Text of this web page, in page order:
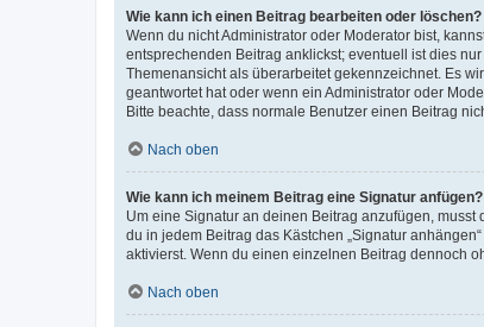
Wie kann ich einen Beitrag bearbeiten oder löschen?
Wenn du nicht Administrator oder Moderator bist,
entsprechenden Beitrag anklickst; eventuell ist dies
Themenansicht als überarbeitet gekennzeichnet. Es
geantwortet hat oder wenn ein Administrator oder
Bitte beachte, dass normale Benutzer einen Beitrag
Nach oben
Wie kann ich meinem Beitrag eine Signatur anfügen?
Um eine Signatur an deinen Beitrag anzufügen,
du in jedem Beitrag das Kästchen „Signatur
aktivierst. Wenn du einen einzelnen Beitrag dennoch
Nach oben